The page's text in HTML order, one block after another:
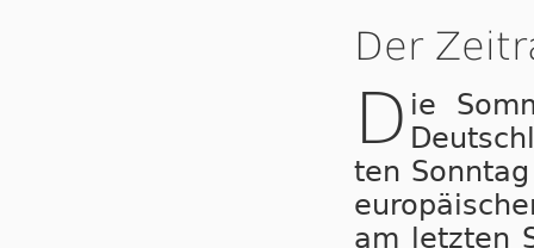
Der
D ie
ten
am letzten